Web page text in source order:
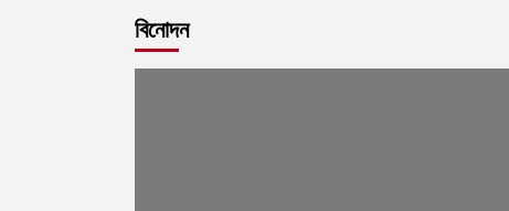
বিনোদন